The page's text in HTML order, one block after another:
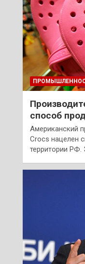
способ
Американский
Crocs нацелен
территории РФ.